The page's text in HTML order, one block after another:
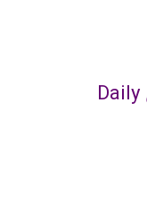
خمیردندان ضد حساسیت مدل Daily